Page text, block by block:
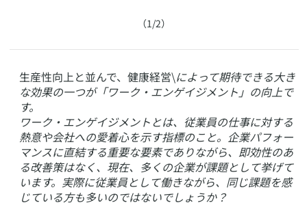
​（1/2）
​生産性向上と並んで、健康経営\によって期待できる大き
な効果の一つが「ワーク・エンゲイジメント」の向上で
す。
ワーク・エンゲイジメントとは、従業員の仕事に対する
熱意や会社への愛着心を示す指標のこと。企業パフォー
マンスに直結する重要な要素でありながら、即効性のあ
る改善策はなく、現在、多くの企業が課題として挙げて
います。実際に従業員として働きながら、同じ課題を感
じている方も多いのではないでしょうか？